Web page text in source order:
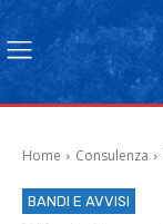
Home Consulenza
BANDI E AVVISI